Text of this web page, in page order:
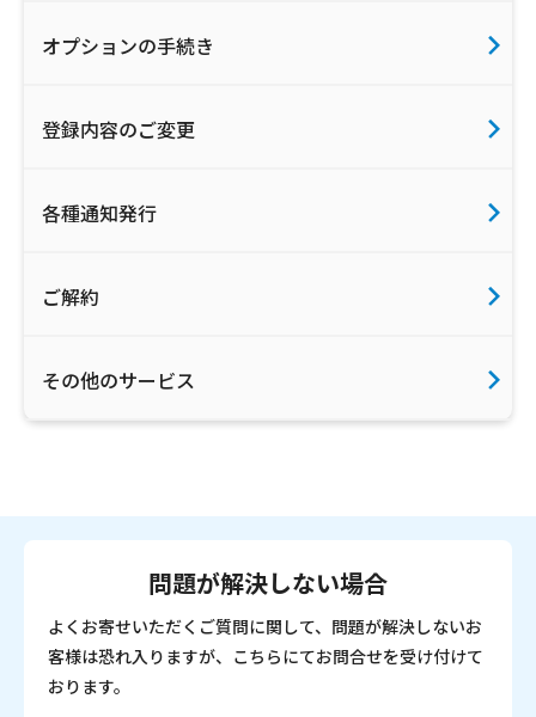
オプションの手続き
登録内容のご変更
各種通知発行
ご解約
その他のサービス
問題が解決しない場合
よくお寄せいただくご質問に関して、問題が解決しないお
客様は恐れ入りますが、こちらにてお問合せを受け付けて
おります。